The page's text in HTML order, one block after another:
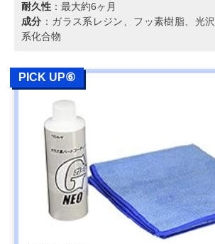
耐久性 ：最大約6ヶ月
成分 ：ガラス系レジン、フッ素樹脂、光
系化合物
PICK UP⑥